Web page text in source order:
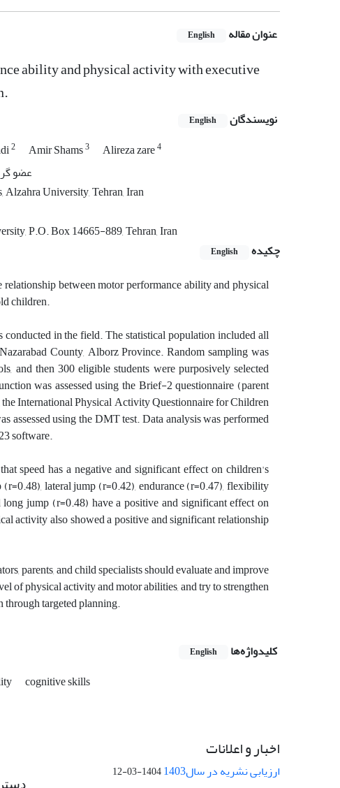
عنوان مقاله English
ability and physical activity with executive
نویسندگان English
2 Amir Shams3 Alireza zare4
عضو
University, Tehran, Iran
P.O. Box 14665-889, Tehran, Iran
چکیده
English
between motor performance ability and physical
children.
in the field. The statistical population included all
County, Alborz Province. Random sampling was
and then 300 eligible students were purposively selected
was assessed using the Brief-2 questionnaire (parent
International Physical Activity Questionnaire for Children
assessed using the DMT test. Data analysis was performed
software.
speed has a negative and significant effect on children's
lateral jump (r=0.42), endurance (r=0.47), flexibility
jump (r=0.48) have a positive and significant effect on
activity also showed a positive and significant relationship
parents, and child specialists should evaluate and improve
of physical activity and motor abilities, and try to strengthen
targeted planning.
کلیدواژه‌ها English
cognitive skills
اخبار و اعلانات
ارزیابی نشریه در سال1403 1404-03-12